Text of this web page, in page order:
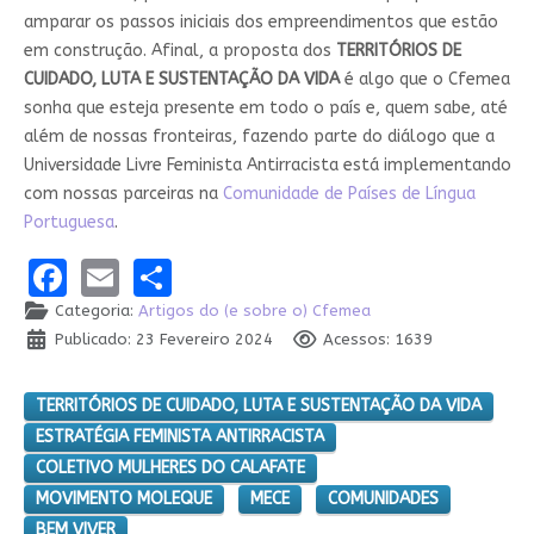
amparar os passos iniciais dos empreendimentos que estão
em construção. Afinal, a proposta dos TERRITÓRIOS DE
CUIDADO, LUTA E SUSTENTAÇÃO DA VIDAé algo que o Cfemea
sonha que esteja presente em todo o país e, quem sabe, até
além de nossas fronteiras, fazendo parte do diálogo que a
Universidade Livre Feminista Antirracista está implementando
com nossas parceiras na Comunidade de Países de Língua
Portuguesa.
Facebook
EmailShare
Categoria: Artigos do (e sobre o) Cfemea
Publicado: 23 Fevereiro 2024
Acessos: 1639
TERRITÓRIOS DE CUIDADO, LUTA E SUSTENTAÇÃO DA VIDA
ESTRATÉGIA FEMINISTA ANTIRRACISTA
COLETIVO MULHERES DO CALAFATE
MOVIMENTO MOLEQUE
MECE
COMUNIDADES
BEM VIVER